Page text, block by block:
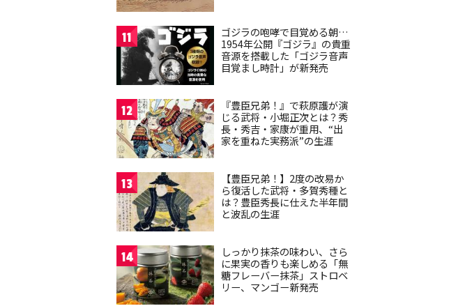
11
ゴジラの咆哮で目覚める朝…
1954年公開『ゴジラ』の貴重
音源を搭載した「ゴジラ音声
目覚まし時計」が新発売
12
『豊臣兄弟！』で萩原護が演
じる武将・小堀正次とは？秀
長・秀吉・家康が重用、“出
家を重ねた実務派”の生涯
13
【豊臣兄弟！】2度の改易か
ら復活した武将・多賀秀種と
は？豊臣秀長に仕えた半年間
と波乱の生涯
14
しっかり抹茶の味わい、さら
に果実の香りも楽しめる「無
糖フレーバー抹茶」ストロベ
リー、マンゴー新発売